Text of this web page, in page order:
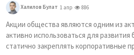
Халилов Булат 1 апр 886
Акции общества являются одним из
активно использоваться для развития
статично закреплять корпоративные